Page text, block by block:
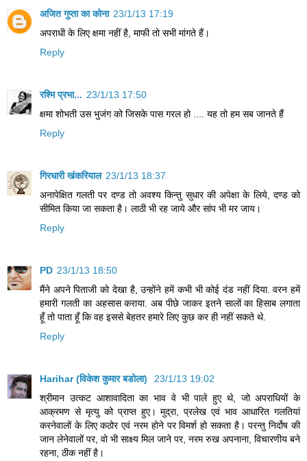
अजित गुप्ता का कोना 23/1/13 17:19
अपराधी के लिए क्षमा नहीं है, माफी तो सभी मांगते हैं।
Reply
रश्मि प्रभा... 23/1/13 17:50
क्षमा शोभती उस भुजंग को जिसके पास गरल हो .... यह तो हम सब जानते हैं
Reply
गिरधारी खंकरियाल 23/1/13 18:37
अनापेक्षित गलती पर दण्ड तो अवश्य किन्तु सुधार की अपेक्षा के लिये, दण्ड को
सीमित किया जा सकता है। लाठी भी रह जाये और सांप भी मर जाय।
Reply
PD 23/1/13 18:50
मैंने अपने पिताजी को देखा है, उन्होंने हमें कभी भी कोई दंड नहीं दिया. वरन हमें
हमारी गलती का अहसास कराया. अब पीछे जाकर इतने सालों का हिसाब लगाता
हूँ तो पाता हूँ कि वह इससे बेहतर हमारे लिए कुछ कर ही नहीं सकते थे.
Reply
Harihar (विकेश कुमार बडोला)
23/1/13 19:02
श्रीमान उत्‍कट आशावादिता का भाव वे भी पाले हुए थे, जो अपराधियों के
आक्रमण से मृत्‍यु को प्राप्‍त हुए। मुद्रा, प्रलेख एवं भाव आधारित गलतियां
करनेवालों के लिए कठोर एवं नरम होने पर विमर्श हो सकता है। परन्‍तु निर्दोष की
जान लेनेवालों पर, वो भी साक्ष्‍य मिल जाने पर, नरम रुख अपनाना, विचारणीय बने
रहना, ठीक नहीं है।